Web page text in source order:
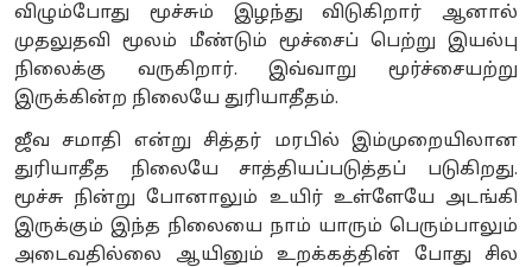
விழும்போது மூச்சும் இழந்து விடுகிறார் ஆனால்
முதலுதவி மூலம் மீண்டும் மூச்சைப் பெற்று இயல்பு
நிலைக்கு வருகிறார். இவ்வாறு மூர்ச்சையற்று
இருக்கின்ற நிலையே துரியாதீதம்.
ஜீவ சமாதி என்று சித்தர் மரபில் இம்முறையிலான
துரியாதீத நிலையே சாத்தியப்படுத்தப் படுகிறது.
மூச்சு நின்று போனாலும் உயிர் உள்ளேயே அடங்கி
இருக்கும் இந்த நிலையை நாம் யாரும் பெரும்பாலும்
அடைவதில்லை ஆயினும் உறக்கத்தின் போது சில